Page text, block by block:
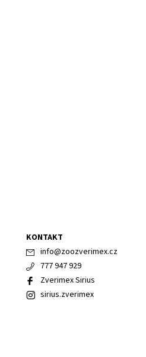
KONTAKT
info@zoozverimex.cz
777 947 929
Zverimex Sirius
sirius.zverimex